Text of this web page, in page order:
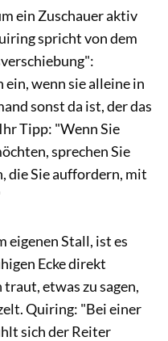
ein Zuschauer aktiv
spricht von dem
wenn sie alleine in
sonst da ist, der das
Tipp: "Wenn Sie
sprechen Sie
die Sie auffordern, mit
eigenen Stall, ist es
Ecke direkt
etwas zu sagen,
Quiring: "Bei einer
sich der Reiter